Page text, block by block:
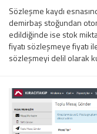
Sözleşme kaydı
demirbaş stoğundan
edildiğinde ise stok
fiyatı sözleşmeye fiyatı
sözleşmeyi delil olarak